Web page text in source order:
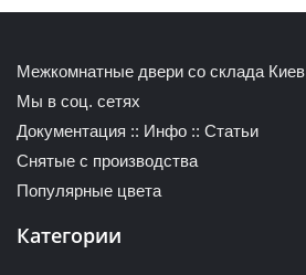
Межкомнатные двери со склада Киев
Мы в соц. сетях
Документация :: Инфо :: Статьи
Снятые с производства
Популярные цвета
Категории